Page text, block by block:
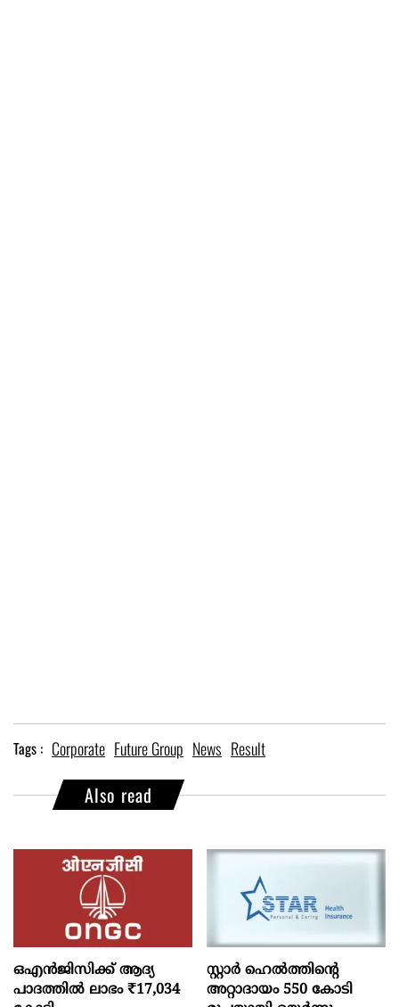
Tags : Corporate Future Group News Result
Also read
ഒഎന്‍ജിസിക്ക് ആദ്യ
പാദത്തില്‍ ലാഭം ₹17,034
സ്റ്റാർ ഹെൽത്തിന്റെ
അറ്റാദായം 550 കോടി